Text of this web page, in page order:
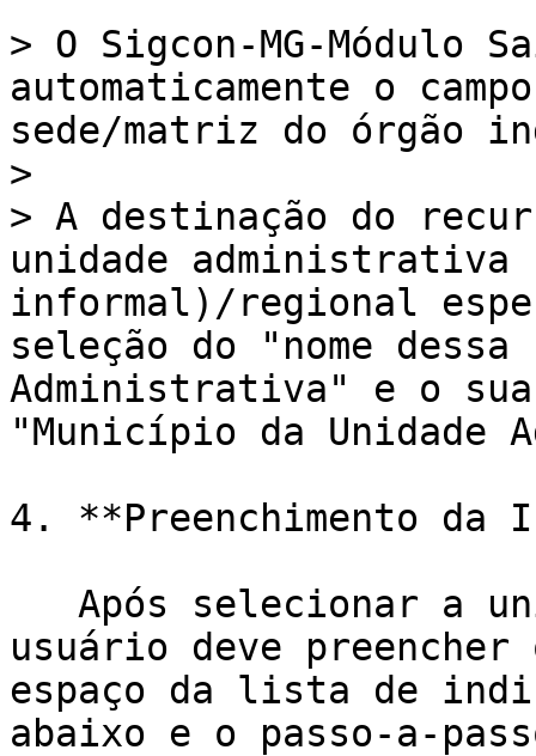
> O Sigcon-MG-Módulo
automaticamente o
sede/matriz do órgão
>
> A destinação do
unidade administrativa
informal)/regional
seleção do "nome dessa
Administrativa" e o
"Município da Unidade
4. **Preenchimento da
usuário deve
espaço da lista de
abaixo e o passo-a-